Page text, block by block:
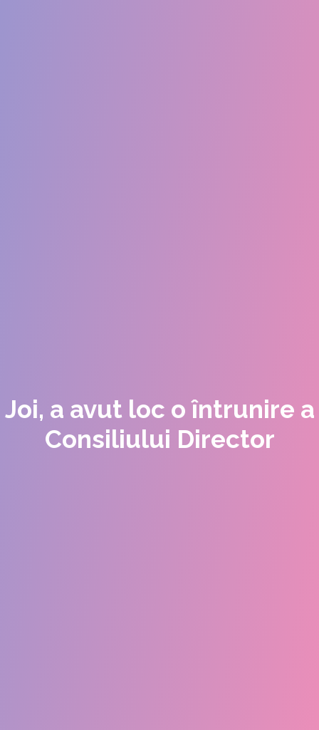
Joi, a avut loc o întrunire a
Consiliului Director